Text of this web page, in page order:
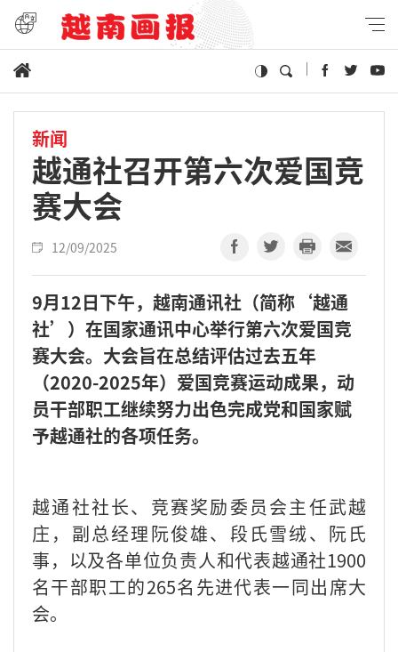
新闻
越通社召开第六次爱国竞
赛大会
12/09/2025
9月12日下午，越南通讯社（简称‘越通
社’）在国家通讯中心举行第六次爱国竞
赛大会。大会旨在总结评估过去五年
（2020-2025年）爱国竞赛运动成果，动
员干部职工继续努力出色完成党和国家赋
予越通社的各项任务。
越通社社长、竞赛奖励委员会主任武越
庄，副总经理阮俊雄、段氏雪绒、阮氏
事，以及各单位负责人和代表越通社1900
名干部职工的265名先进代表一同出席大
会。